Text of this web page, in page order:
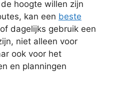
hoogte willen zijn
kan een beste
of dagelijks gebruik een
niet alleen voor
ook voor het
en planningen